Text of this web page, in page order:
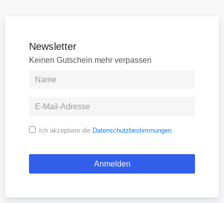
Newsletter
Keinen Gutschein mehr verpassen
Ich akzeptiere die Datenschutzbestimmungen